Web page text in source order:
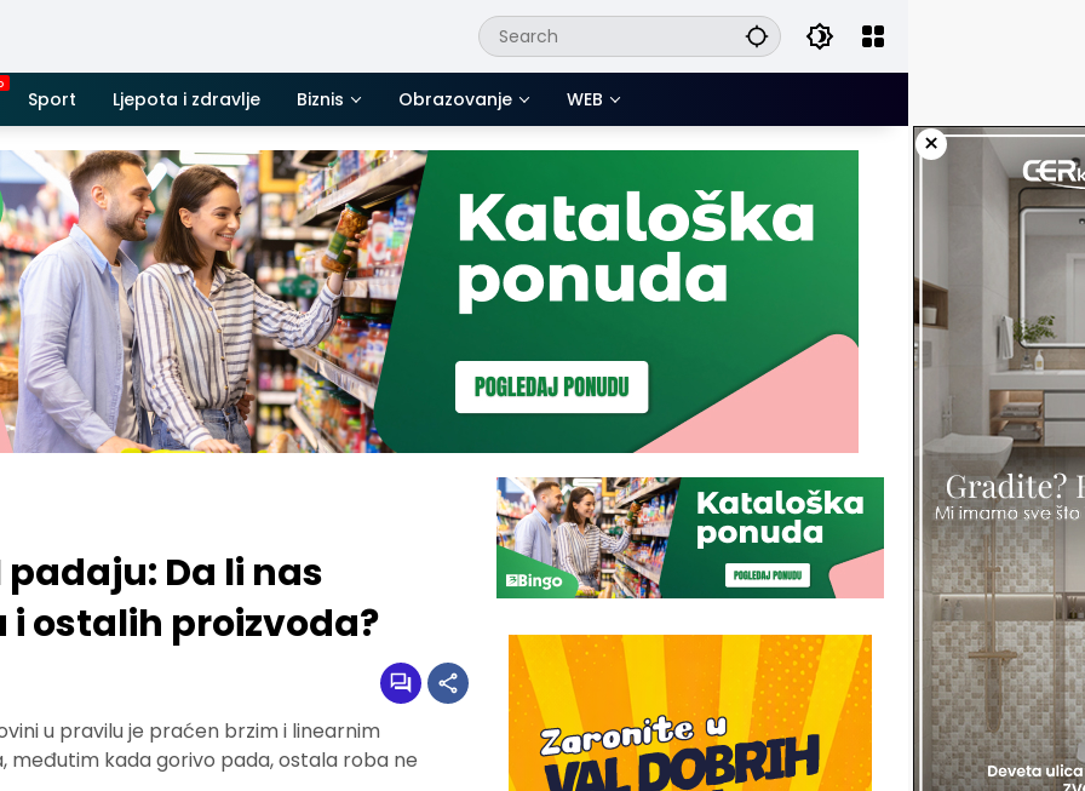
Sport Ljepota i zdravlje Biznis Obrazovanje WEB
×
padaju: Da li nas
ostalih proizvoda?
u pravilu je praćen brzim i linearnim
međutim kada gorivo pada, ostala roba ne